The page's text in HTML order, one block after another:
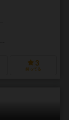
3
持ってる